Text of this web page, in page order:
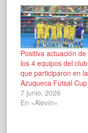
Positiva actuación de
los 4 equipos del club
que participaron en la
Azuqueca Futsal Cup
7 junio, 2026
En «Alevín»